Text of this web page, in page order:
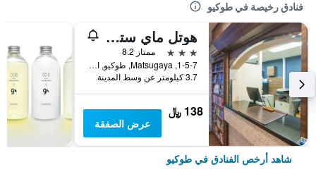
فنادق رخيصة في طوكيو
هوتل ماي ستايز أوينو إناريتشو
3 نجوم
ممتاز 8.2
1-5-7, Matsugaya, طوكيو, اليابان
3.7 كيلومتر عن وسط المدينة
138 ﷼
عرض الصفقة
شاهد أرخص الفنادق في طوكيو